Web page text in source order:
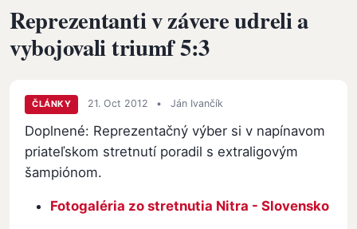
Reprezentanti v závere udreli a
vybojovali triumf 5:3
ČLÁNKY 21. Oct 2012 • Ján Ivančík
Doplnené: Reprezentačný výber si v napínavom
priateľskom stretnutí poradil s extraligovým
šampiónom.
Fotogaléria zo stretnutia Nitra - Slovensko